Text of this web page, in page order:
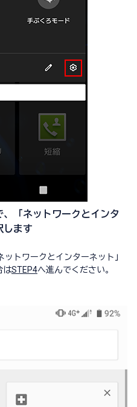
、「ネットワークとインタ
します
トワークとインターネット」
はSTEP4へ進んでください。